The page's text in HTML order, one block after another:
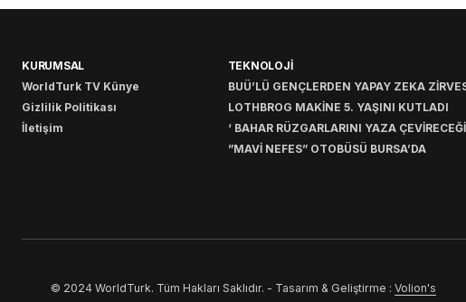
KURUMSAL
WorldTurk TV Künye
Gizlilik Politikası
İletişim
TEKNOLOJİ
BUÜ’LÜ GENÇLERDEN YAPAY ZEKA
LOTHBROG MAKİNE 5. YAŞINI KUTLADI
‘ BAHAR RÜZGARLARINI YAZA
”MAVİ NEFES” OTOBÜSÜ BURSA’DA
© 2024 WorldTurk. Tüm Hakları Saklıdır. - Tasarım & Geliştirme : Volion's